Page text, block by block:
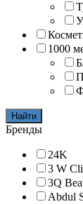
1000
Найти
Бренды
24K
3 W
3Q
Abdul